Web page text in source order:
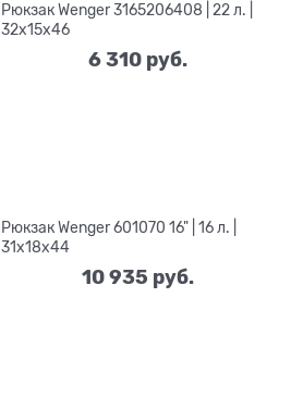
Рюкзак Wenger 3165206408 | 22 л. |
32x15x46
6 310 руб.
Рюкзак Wenger 601070 16" | 16 л. |
31x18x44
10 935 руб.